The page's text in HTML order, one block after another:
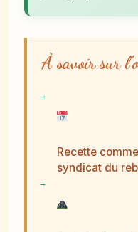
À savoir sur
Recette
syndicat du